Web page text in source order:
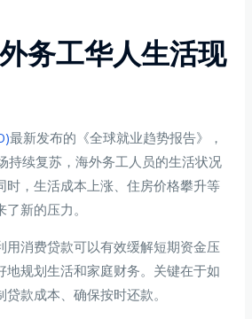
务工华人生活现
最新发布的《全球就业趋势报告》，
持续复苏，海外务工人员的生活状况
时，生活成本上涨、住房价格攀升等
新的压力。
用消费贷款可以有效缓解短期资金压
地规划生活和家庭财务。关键在于如
款成本、确保按时还款。